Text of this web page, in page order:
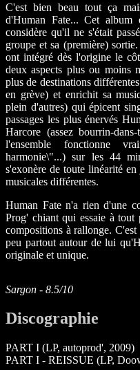
C'est bien beau tout ça
d'Human Fate... Cet album
considère qu'il ne s'était
groupe et sa (première)
ont intégré dès l'origine le
deux aspects plus ou moins
plus de destinations
en grève) et enrichit sa
plein d'autres) qui épicent
passages les plus énervés
Harcore (assez bourrin-
l'ensemble fonctionne
harmonie\"...) sur les 44
s'exonère de toute linéarité
musicales différentes.
Human Fate n'a rien d'une
Prog' chiant qui essaie à tout
compositions à rallonge.
peu partout autour de lui
originale et unique.
Sargon - 8.5/10
Discographie
PART I (LP, autoprod', 2009)
PART I - REISSUE (LP,